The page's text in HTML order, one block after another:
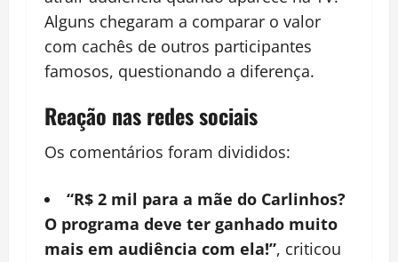
Alguns chegaram a comparar o valor
com cachês de outros participantes
famosos, questionando a diferença.
Reação nas redes sociais
Os comentários foram divididos:
“R$ 2 mil para a mãe do Carlinhos?
O programa deve ter ganhado muito
mais em audiência com ela!”, criticou